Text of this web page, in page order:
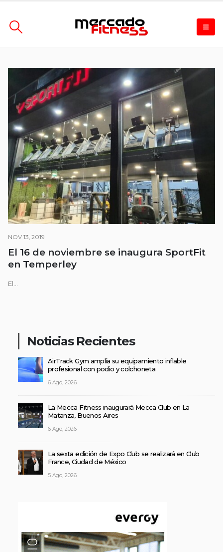
NOV 13, 2019
El 16 de noviembre se inaugura SportFit
en Temperley
El...
Noticias Recientes
AirTrack Gym amplía su equipamiento inflable
profesional con podio y colchoneta
6 Ago, 2026
La Mecca Fitness inaugurará Mecca Club en La
Matanza, Buenos Aires
6 Ago, 2026
La sexta edición de Expo Club se realizará en Club
France, Ciudad de México
5 Ago, 2026